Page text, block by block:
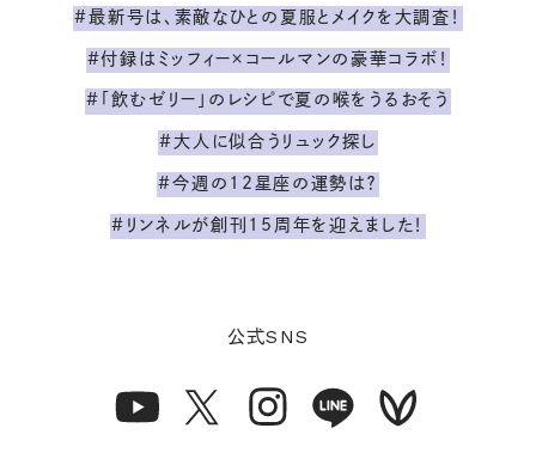
#最新号は、素敵なひとの夏服とメイクを大調査！
#付録はミッフィー×コールマンの豪華コラボ！
#「飲むゼリー」のレシピで夏の喉をうるおそう
#大人に似合うリュック探し
#今週の12星座の運勢は？
#リンネルが創刊15周年を迎えました！
公式SNS